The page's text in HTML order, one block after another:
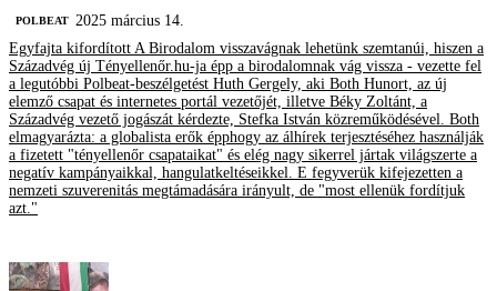
‎POLBEAT
2025 március 14.
Egyfajta kifordított A Birodalom visszavágnak lehetünk szemtanúi, hiszen a
Századvég új Tényellenőr.hu-ja épp a birodalomnak vág vissza - vezette fel
a legutóbbi Polbeat-beszélgetést Huth Gergely, aki Both Hunort, az új
elemző csapat és internetes portál vezetőjét, illetve Béky Zoltánt, a
Századvég vezető jogászát kérdezte, Stefka István közreműködésével. Both
elmagyarázta: a globalista erők épphogy az álhírek terjesztéséhez használják
a fizetett "tényellenőr csapataikat" és elég nagy sikerrel jártak világszerte a
negatív kampányaikkal, hangulatkeltéseikkel. E fegyverük kifejezetten a
nemzeti szuverenitás megtámadására irányult, de "most ellenük fordítjuk
azt."